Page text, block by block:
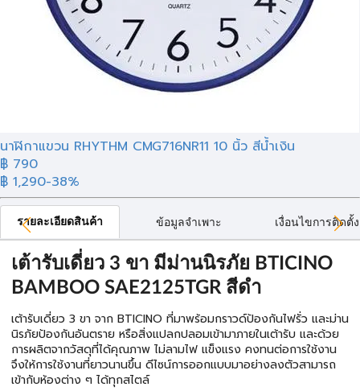
นาฬิกาแขวน RHYTHM CMG716NR11 10 นิ้ว สีน้ำเงิน
฿ 790
฿ 1,290-38%
รายละเอียดสินค้า ข้อมูลจำเพาะ เงื่อนไขการติดตั้ง
เต้ารับเดี่ยว 3 ขา มีม่านนิรภัย BTICINO
BAMBOO SAE2125TGR สีดำ
เต้ารับเดี่ยว 3 ขา จาก BTICINO ที่มาพร้อมกราวด์ป้องกันไฟรั่ว และม่าน
นิรภัยป้องกันอันตราย หรือสิ่งแปลกปลอมเข้ามาภายในเต้ารับ และด้วย
การผลิตจากวัสดุที่ได้คุณภาพ ไม่ลามไฟ แข็งแรง คงทนต่อการใช้งาน
จึงให้การใช้งานที่ยาวนานขึ้น ดีไซน์การออกแบบมาอย่างลงตัวสามารถ
เข้ากับห้องต่าง ๆ ได้ทุกสไตล์